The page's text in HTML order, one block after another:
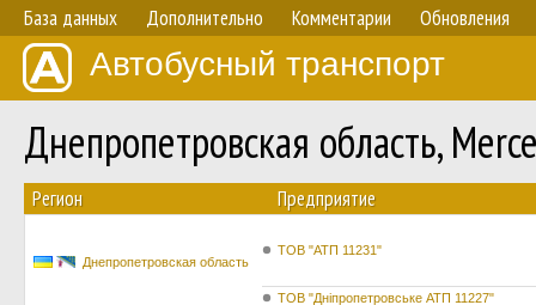
База данных Дополнительно Комментарии Обновления
Автобусный транспорт
Днепропетровская область,
Регион Предприятие
Днепропетровская область
ТОВ "АТП 11231"
ТОВ "Дніпропетровське АТП 11227"